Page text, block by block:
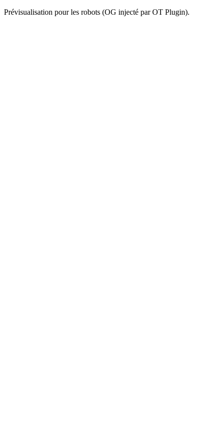
Prévisualisation pour les robots (OG injecté par OT Plugin).